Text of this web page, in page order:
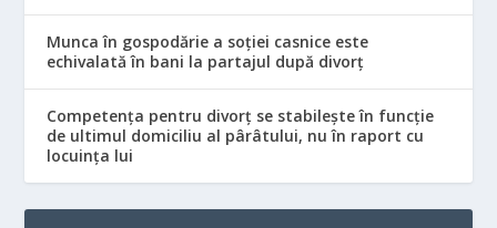
Munca în gospodărie a soției casnice este
echivalată în bani la partajul după divorț
Competența pentru divorț se stabilește în funcție
de ultimul domiciliu al pârâtului, nu în raport cu
locuinţa lui